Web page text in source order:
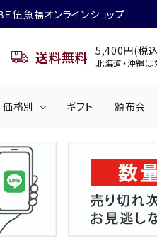
伍魚福オンラインショップ
送料無料 5,400円(税
北海道・沖縄
も 丸う
価格別
501円
4,001円～5,000円
ギフト 頒布会